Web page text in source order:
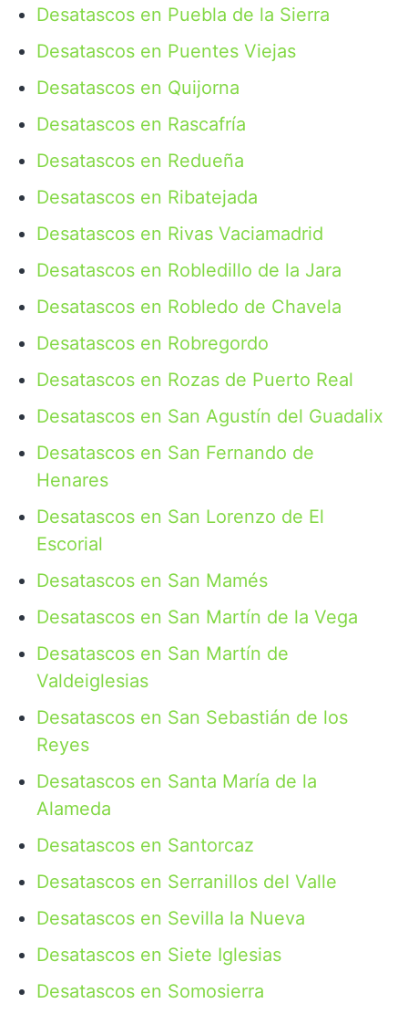
Desatascos en Puebla de la Sierra
Desatascos en Puentes Viejas
Desatascos en Quijorna
Desatascos en Rascafría
Desatascos en Redueña
Desatascos en Ribatejada
Desatascos en Rivas Vaciamadrid
Desatascos en Robledillo de la Jara
Desatascos en Robledo de Chavela
Desatascos en Robregordo
Desatascos en Rozas de Puerto Real
Desatascos en San Agustín del Guadalix
Desatascos en San Fernando de
Henares
Desatascos en San Lorenzo de El
Escorial
Desatascos en San Mamés
Desatascos en San Martín de la Vega
Desatascos en San Martín de
Valdeiglesias
Desatascos en San Sebastián de los
Reyes
Desatascos en Santa María de la
Alameda
Desatascos en Santorcaz
Desatascos en Serranillos del Valle
Desatascos en Sevilla la Nueva
Desatascos en Siete Iglesias
Desatascos en Somosierra